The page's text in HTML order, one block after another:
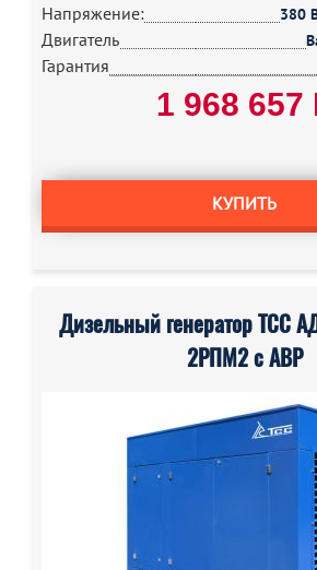
Напряжение: 380
Двигатель
Гарантия
1 968 657
КУПИТЬ
Дизельный генератор ТСС
2РПМ2 с АВР